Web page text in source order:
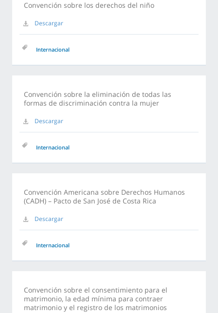
Convención sobre los derechos del niño
Descargar
Internacional
Convención sobre la eliminación de todas las
formas de discriminación contra la mujer
Descargar
Internacional
Convención Americana sobre Derechos Humanos
(CADH) – Pacto de San José de Costa Rica
Descargar
Internacional
Convención sobre el consentimiento para el
matrimonio, la edad mínima para contraer
matrimonio y el registro de los matrimonios